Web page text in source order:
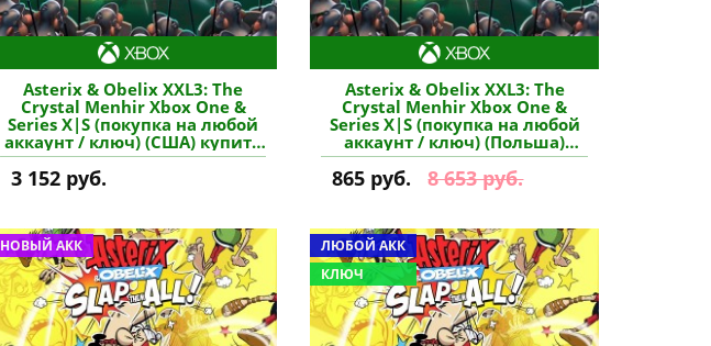
Asterix & Obelix XXL3: The
Crystal Menhir Xbox One &
Series X|S (покупка на любой
аккаунт / ключ) (США) купить
игру
3 152 руб.
Asterix & Obelix XXL3: The
Crystal Menhir Xbox One &
Series X|S (покупка на любой
аккаунт / ключ) (Польша)
купить игру
865 руб. 8 653 руб.
НОВЫЙ АКК
ЛЮБОЙ АКК
КЛЮЧ